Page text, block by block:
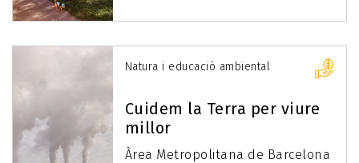
Natura i educació ambiental
Cuidem la Terra per viure
millor
Àrea Metropolitana de Barcelona